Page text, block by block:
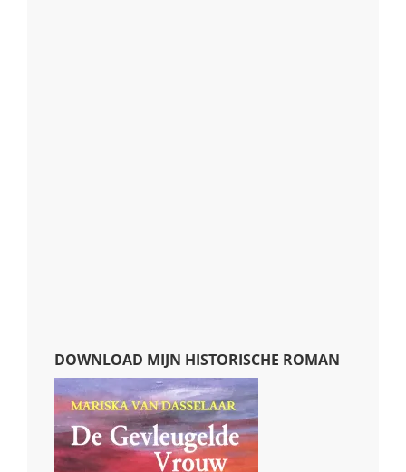
DOWNLOAD MIJN HISTORISCHE ROMAN